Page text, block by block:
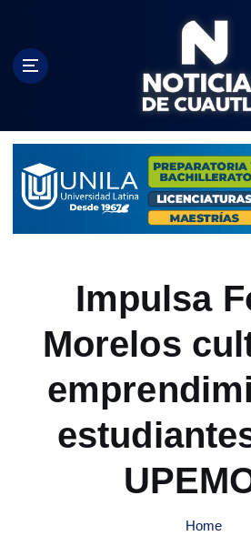
c
Impulsa
Morelos
Home